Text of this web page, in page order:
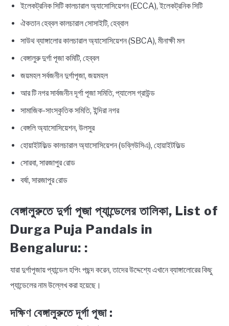
ইলেকট্রনিক সিটি কালচারাল অ্যাসোসিয়েশন (ECCA), ইলেকট্রনিক সিটি
ঐকতান হেব্বল কালচারাল সোসাইটি, হেব্বাল
সাউথ ব্যাঙ্গালোর কালচারাল অ্যাসোসিয়েশন (SBCA), মীনাক্ষী মল
বেঙ্গালুরু দুর্গা পূজা কমিটি, হেব্বল
জয়মহল সর্বজনীন দুর্গাপূজা, জয়মহল
আর টি নগর সার্বজনীন দূর্গা পূজা সমিতি, প্যালেস গ্রাউন্ড
সামাজিক-সাংস্কৃতিক সমিতি, ইন্দিরা নগর
বেঙ্গলি অ্যাসোসিয়েশন, উলসুর
হোয়াইটফিল্ড কালচারাল অ্যাসোসিয়েশন (ডব্লিউসিএ), হোয়াইটফিল্ড
সোরবা, সারজাপুর রোড
বর্ষা, সারজাপুর রোড
বেঙ্গালুরুতে দুর্গা পূজা প্যান্ডেলের তালিকা, List of
Durga Puja Pandals in
Bengaluru: :
যারা দুর্গাপূজায় প্যান্ডেল হপিং পছন্দ করেন, তাদের উদ্দেশ্যে এখানে ব্যাঙ্গালোরের কিছু
প্যান্ডেলের নাম উল্লেখ করা হয়েছে।
দক্ষিণ বেঙ্গালুরুতে দূর্গা পূজা :